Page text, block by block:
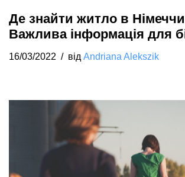
Де знайти житло в
Важлива інформація для
16/03/2022 від Andriana Alekszik